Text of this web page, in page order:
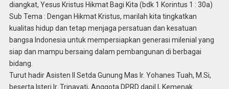
diangkat, Yesus Kristus Hikmat Bagi Kita (bdk 1 Korintus 1 : 30a)
Sub Tema : Dengan Hikmat Kristus, marilah kita tingkatkan
kualitas hidup dan tetap menjaga persatuan dan kesatuan
bangsa Indonesia untuk mempersiapkan generasi milenial yang
siap dan mampu bersaing dalam pembangunan di berbagai
bidang.
Turut hadir Asisten II Setda Gunung Mas Ir. Yohanes Tuah, M.Si,
beserta Isteri Ir. Trinayati, Anggota DPRD dapil I, Kemenak